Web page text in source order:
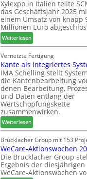
z
e
s
s
T
r
e
f
f
e
i
n
i
n
:
N
e
u
e
r
G
e
s
c
h
ä
f
s
f
ü
h
Xylexpo in Italien teilte
das Geschäftsjahr 2025
einem Umsatz von knapp
Millionen Euro
Weiterlesen:
S
C
M
z
i
e
h
t
B
i
l
a
n
z
i
n
Vernetzte Fertigung
Kante als integriertes
IMA Schelling stellt
die Kantenbearbeitung
denen Bearbeitung,
und Daten entlang der
Wertschöpfungskette
zusammenwirken.
Weiterlesen:
K
a
n
t
e
a
Brucklacher Group mit 153
WeCare-Aktionswochen
Die Brucklacher Group
Ergebnis der diesjährigen
WeCare-Aktionswochen